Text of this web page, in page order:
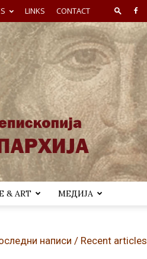
LINKS CONTACT
& ART МЕДИЈА
написи / Recent articles